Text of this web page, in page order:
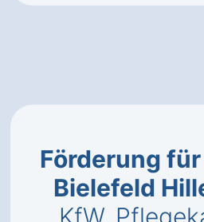
Förderung
Bielefeld